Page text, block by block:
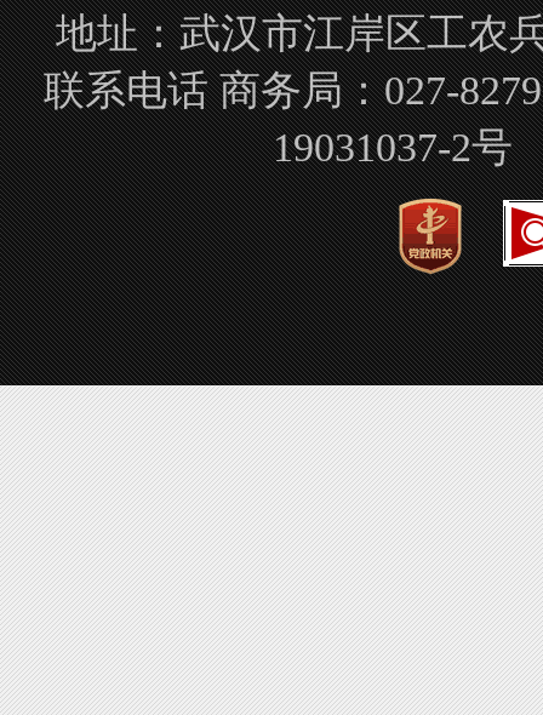
地址：武汉市江岸区工
联系电话 商务局：027-
19031037-2号